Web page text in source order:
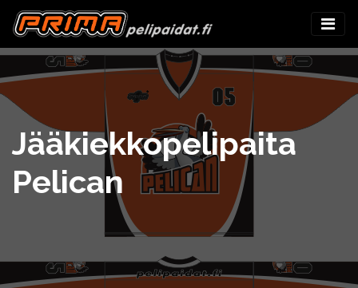
Jääkiekkopelipaita
Pelican